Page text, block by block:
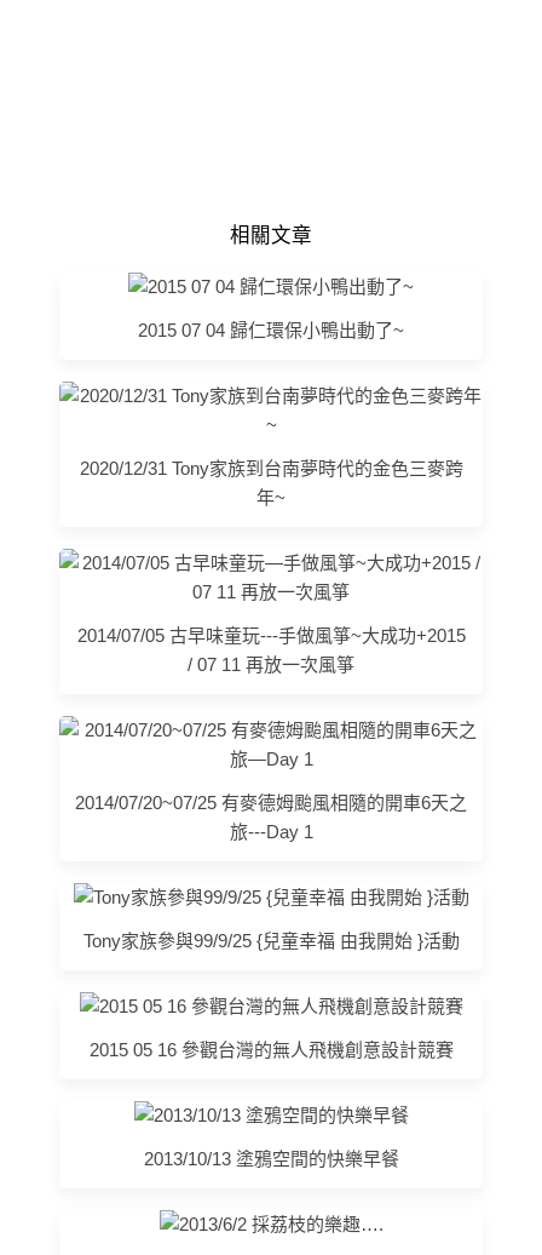
相關文章
2015 07 04 歸仁環保小鴨出動了~
2020/12/31 Tony家族到台南夢時代的金色三麥跨
年~
2014/07/05 古早味童玩---手做風箏~大成功+2015
/ 07 11 再放一次風箏
2014/07/20~07/25 有麥德姆颱風相隨的開車6天之
旅---Day 1
Tony家族參與99/9/25 {兒童幸福 由我開始 }活動
2015 05 16 參觀台灣的無人飛機創意設計競賽
2013/10/13 塗鴉空間的快樂早餐